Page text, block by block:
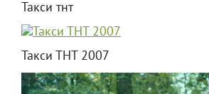
Такси тнт
Такси ТНТ 2007